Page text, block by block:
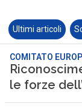
Ultimi articoli
COMITATO
le forze